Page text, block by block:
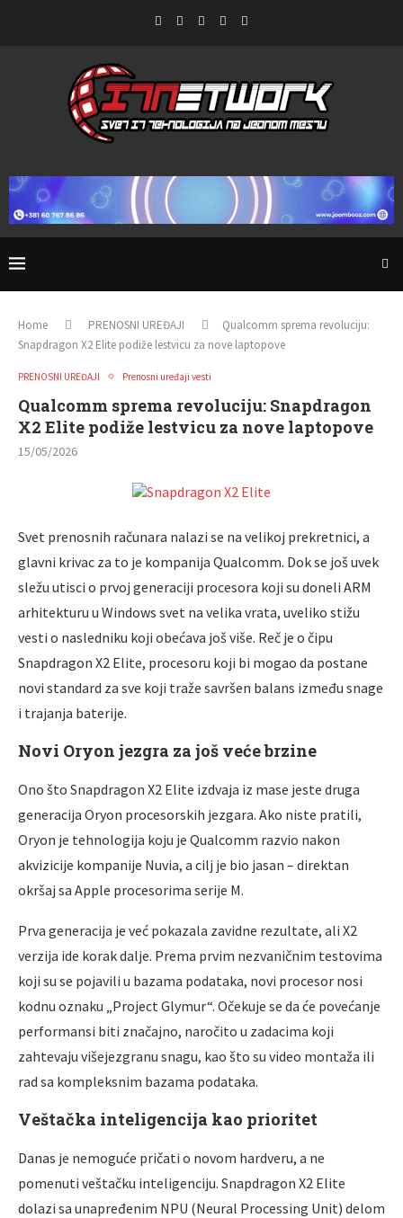
Home PRENOSNI UREĐAJI
Qualcomm sprema revoluciju:
Snapdragon X2 Elite podiže lestvicu za nove laptopove
PRENOSNI UREĐAJI Prenosni uređaji vesti
Qualcomm sprema revoluciju: Snapdragon
X2 Elite podiže lestvicu za nove laptopove
15/05/2026
Svet prenosnih računara nalazi se na velikoj prekretnici, a
glavni krivac za to je kompanija Qualcomm. Dok se još uvek
sležu utisci o prvoj generaciji procesora koji su doneli ARM
arhitekturu u Windows svet na velika vrata, uveliko stižu
vesti o nasledniku koji obećava još više. Reč je o čipu
Snapdragon X2 Elite, procesoru koji bi mogao da postane
novi standard za sve koji traže savršen balans između snage
i trajanja baterije.
Novi Oryon jezgra za još veće brzine
Ono što Snapdragon X2 Elite izdvaja iz mase jeste druga
generacija Oryon procesorskih jezgara. Ako niste pratili,
Oryon je tehnologija koju je Qualcomm razvio nakon
akvizicije kompanije Nuvia, a cilj je bio jasan – direktan
okršaj sa Apple procesorima serije M.
Prva generacija je već pokazala zavidne rezultate, ali X2
verzija ide korak dalje. Prema prvim nezvaničnim testovima
koji su se pojavili u bazama podataka, novi procesor nosi
kodnu oznaku „Project Glymur“. Očekuje se da će povećanje
performansi biti značajno, naročito u zadacima koji
zahtevaju višejezgranu snagu, kao što su video montaža ili
rad sa kompleksnim bazama podataka.
Veštačka inteligencija kao prioritet
Danas je nemoguće pričati o novom hardveru, a ne
pomenuti veštačku inteligenciju. Snapdragon X2 Elite
dolazi sa unapređenim NPU (Neural Processing Unit) delom